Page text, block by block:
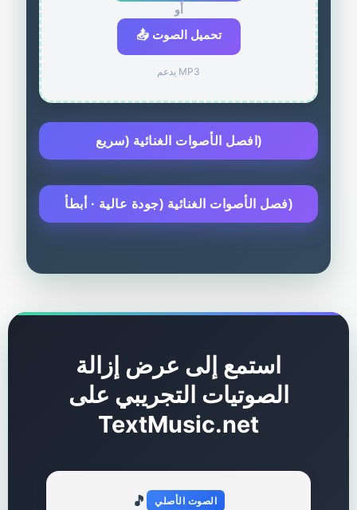
أَو
📤 تحميل الصوت
يدعم MP3
افصل الأصوات الغنائية (سريع)
فصل الأصوات الغنائية (جودة عالية · أبطأ)
استمع إلى عرض إزالة
الصوتيات التجريبي على
TextMusic.net
🎵 الصوت الأصلي